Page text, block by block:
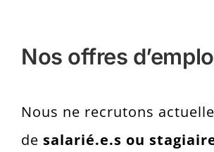
Nos offres
Nous ne recrutons
de salarié.e.s ou